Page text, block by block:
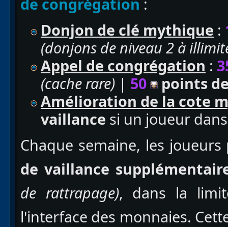
Donjon de clé mythique :
(donjons de niveau 2 à
Appel de congrégation :
(cache rare) | 50 points
Amélioration de la cote
vaillance si un joueur
Chaque semaine, les
de vaillance
de rattrapage), dans la
l'interface des monnaies.